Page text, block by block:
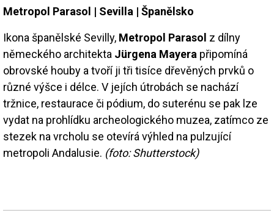
Metropol Parasol | Sevilla | Španělsko
Ikona španělské Sevilly, Metropol Parasol z dílny
německého architekta Jürgena Mayera připomíná
obrovské houby a tvoří ji tři tisíce dřevěných prvků o
různé výšce i délce. V jejích útrobách se nachází
tržnice, restaurace či pódium, do suterénu se pak lze
vydat na prohlídku archeologického muzea, zatímco ze
stezek na vrcholu se otevírá výhled na pulzující
metropoli Andalusie. (foto: Shutterstock)